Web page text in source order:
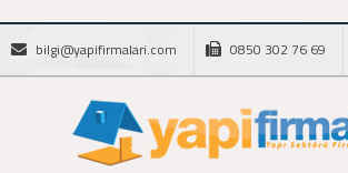
bilgi@yapifirmalari.com 0850 302 76 69